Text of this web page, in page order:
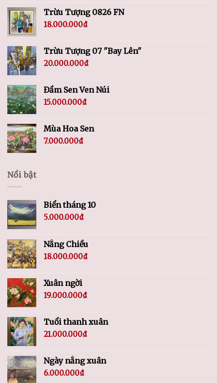
Trừu Tượng 0826 FN
18.000.000₫
Trừu Tượng 07 "Bay Lên"
20.000.000₫
Đầm Sen Ven Núi
15.000.000₫
Mùa Hoa Sen
7.000.000₫
Nổi bật
Biển tháng 10
5.000.000₫
Nắng Chiều
18.000.000₫
Xuân ngời
19.000.000₫
Tuổi thanh xuân
21.000.000₫
Ngày nắng xuân
6.000.000₫